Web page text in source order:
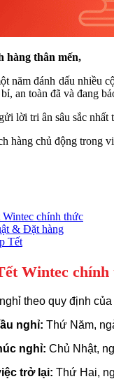
hàng thân mến,
năm đánh dấu
an toàn đã và đang
lời tri ân sâu sắc
hàng chủ động trong
chính thức
& Đặt hàng
Tết
Wintec chính
theo quy định
nghỉ: Thứ Năm,
nghỉ: Chủ Nhật,
trở lại: Thứ Hai,